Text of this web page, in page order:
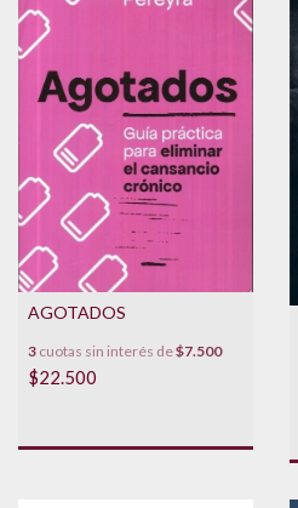
AGOTADOS
3 cuotas sin interés de$7.500
$22.500